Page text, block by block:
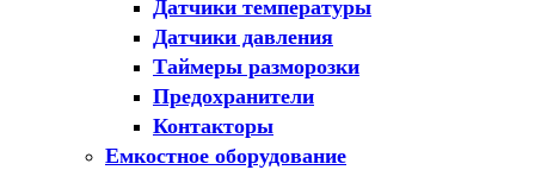
Датчики температуры
Датчики давления
Таймеры разморозки
Предохранители
Контакторы
Емкостное оборудование